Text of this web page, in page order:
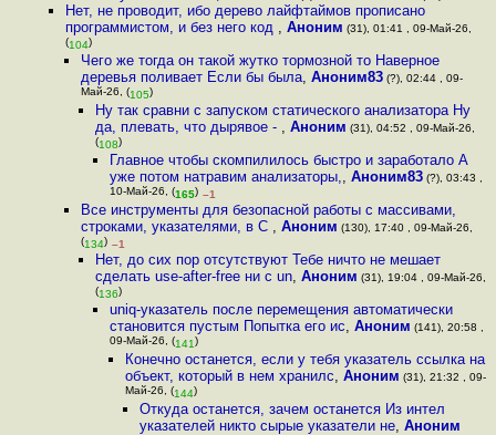
Нет, не проводит, ибо дерево лайфтаймов прописано
программистом, и без него код ,Аноним (31), 01:41 , 09-Май-26,
(104)
Чего же тогда он такой жутко тормозной то Наверное
деревья поливает Если бы была, Аноним83(?), 02:44 , 09-
Май-26, (105)
Ну так сравни с запуском статического анализатора Ну
да, плевать, что дырявое - , Аноним (31), 04:52 , 09-Май-26,
(108)
Главное чтобы скомпилилось быстро и заработало А
уже потом натравим анализаторы,,Аноним83 (?), 03:43 ,
10-Май-26, (165) –1
Все инструменты для безопасной работы с массивами,
строками, указателями, в C , Аноним (130), 17:40 , 09-Май-26,
(134) –1
Нет, до сих пор отсутствуют Тебе ничто не мешает
сделать use-after-free ни с un, Аноним (31), 19:04 , 09-Май-26,
(136)
uniq-указатель после перемещения автоматически
становится пустым Попытка его ис,Аноним (141), 20:58 ,
09-Май-26, (141)
Конечно останется, если у тебя указатель ссылка на
объект, который в нем хранилс, Аноним (31), 21:32 , 09-
Май-26, (144)
Откуда останется, зачем останется Из интел
указателей никто сырые указатели не, Аноним